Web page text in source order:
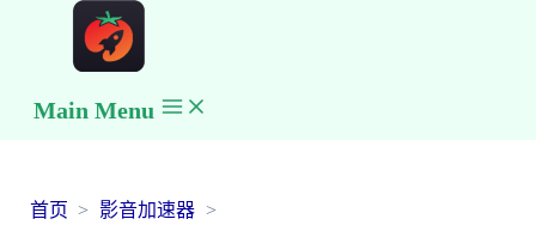
Main Menu
首页
影音加速器